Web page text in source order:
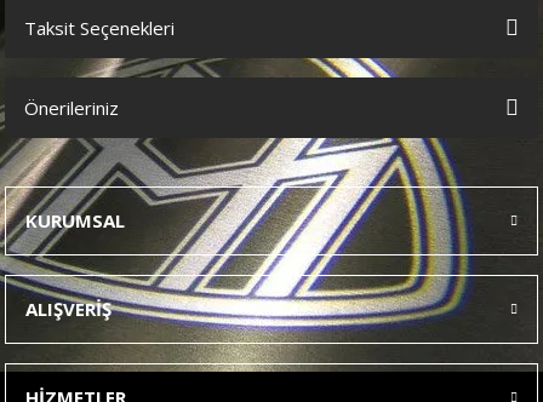
Bu ürüne ilk yorumu siz yapın!
Taksit Seçenekleri
Önerileriniz
Bu ürünün fiyat bilgisi, resim, ürün açıklamalarında ve diğer
konularda yetersiz gördüğünüz noktaları öneri formunu kullanarak
tarafımıza iletebilirsiniz.
Görüş ve önerileriniz için teşekkür ederiz.
Ürün resmi kalitesiz, bozuk veya görüntülenemiyor.
Ürün açıklamasında eksik bilgiler bulunuyor.
Ürün bilgilerinde hatalar bulunuyor.
Ürün fiyatı diğer sitelerden daha pahalı.
KURUMSAL
ALIŞVERİŞ
HİZMETLER